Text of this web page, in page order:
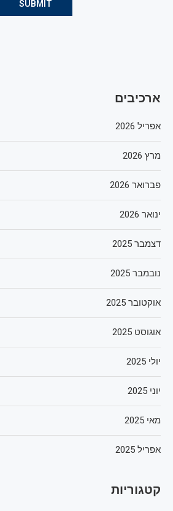
ארכיבים
אפריל 2026
מרץ 2026
פברואר 2026
ינואר 2026
דצמבר 2025
נובמבר 2025
אוקטובר 2025
אוגוסט 2025
יולי 2025
יוני 2025
מאי 2025
אפריל 2025
קטגוריות